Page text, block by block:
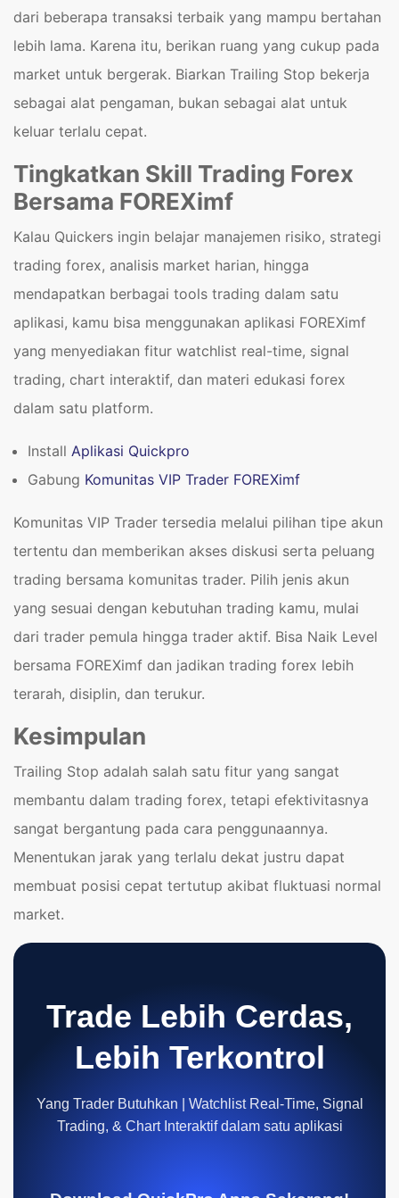
dari beberapa transaksi terbaik yang mampu bertahan
lebih lama. Karena itu, berikan ruang yang cukup pada
market untuk bergerak. Biarkan Trailing Stop bekerja
sebagai alat pengaman, bukan sebagai alat untuk
keluar terlalu cepat.
Tingkatkan Skill Trading Forex
Bersama FOREXimf
Kalau Quickers ingin belajar manajemen risiko, strategi
trading forex, analisis market harian, hingga
mendapatkan berbagai tools trading dalam satu
aplikasi, kamu bisa menggunakan aplikasi FOREXimf
yang menyediakan fitur watchlist real-time, signal
trading, chart interaktif, dan materi edukasi forex
dalam satu platform.
Install Aplikasi Quickpro
Gabung Komunitas VIP Trader FOREXimf
Komunitas VIP Trader tersedia melalui pilihan tipe akun
tertentu dan memberikan akses diskusi serta peluang
trading bersama komunitas trader. Pilih jenis akun
yang sesuai dengan kebutuhan trading kamu, mulai
dari trader pemula hingga trader aktif. Bisa Naik Level
bersama FOREXimf dan jadikan trading forex lebih
terarah, disiplin, dan terukur.
Kesimpulan
Trailing Stop adalah salah satu fitur yang sangat
membantu dalam trading forex, tetapi efektivitasnya
sangat bergantung pada cara penggunaannya.
Menentukan jarak yang terlalu dekat justru dapat
membuat posisi cepat tertutup akibat fluktuasi normal
market.
Trade Lebih Cerdas,
Lebih Terkontrol
Yang Trader Butuhkan | Watchlist Real-Time, Signal
Trading, & Chart Interaktif dalam satu aplikasi